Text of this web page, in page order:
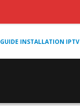
GUIDE INSTALLATION IPTV